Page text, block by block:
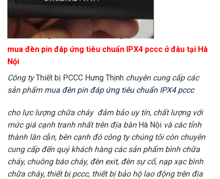
mua đèn pin đáp ứng tiêu chuẩn IPX4 pccc ở đâu tại Hà
Nội
Công tyThiết bị PCCC Hưng Thịnh chuyên cung cấp các
sản phẩm mua đèn pin đáp ứng tiêu chuẩn IPX4 pccc
cho lực lượng chữa cháy đảm bảo uy tín, chất lượng với
mức giá cạnh tranh nhất trên địa bàn Hà Nội và các tỉnh
thành lân cận, bên cạnh đó công ty chúng tôi còn chuyên
cung cấp đến quý khách hàng các sản phẩm bình chữa
cháy, chuông báo cháy, đèn exit, đèn sự cố, nạp xạc bình
chữa cháy, thiết bị pccc, thiết bị bảo hộ lao động trên địa